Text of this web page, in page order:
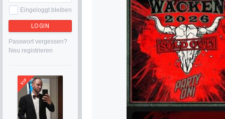
Eingeloggt bleiben
LOGIN
Passwort vergessen?
Neu registrieren